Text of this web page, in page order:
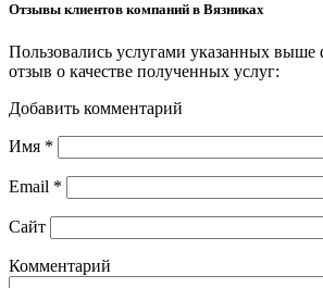
Отзывы клиентов компаний в Вязниках
Пользовались услугами указанных выше
отзыв о качестве полученных услуг:
Добавить комментарий
Имя *
Email *
Сайт
Комментарий